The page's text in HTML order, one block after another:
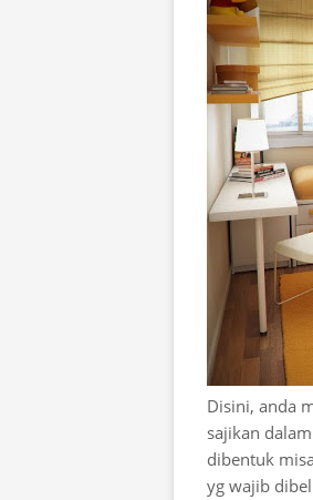
Disini, anda
sajikan
dibentuk
yg wajib